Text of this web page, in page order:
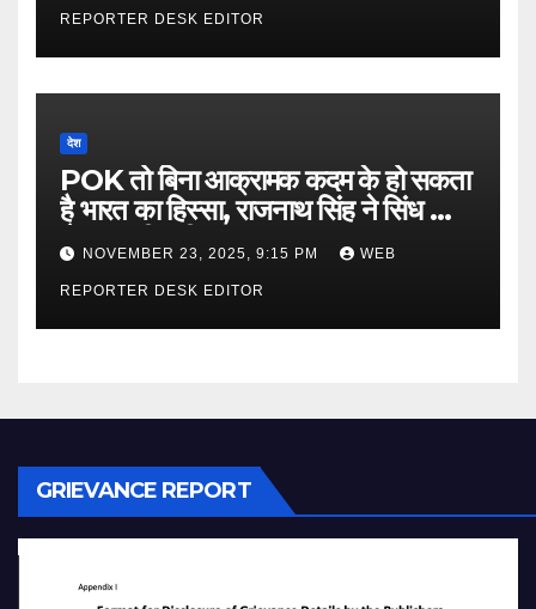
REPORTER DESK EDITOR
देश
POK तो बिना आक्रामक कदम के हो सकता
है भारत का हिस्सा, राजनाथ सिंह ने सिंध को
लेकर कही बड़ी बात…
NOVEMBER 23, 2025, 9:15 PM WEB
REPORTER DESK EDITOR
GRIEVANCE REPORT